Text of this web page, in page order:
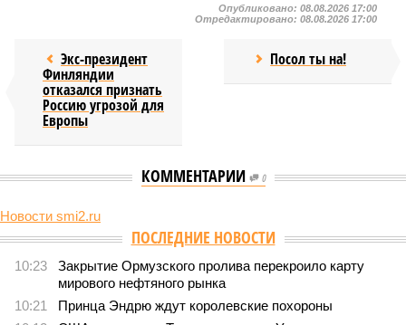
Опубликовано: 08.08.2026 17:00
Отредактировано: 08.08.2026 17:00
Экс-президент
Финляндии
отказался признать
Россию угрозой для
Европы
Посол ты на!
КОММЕНТАРИИ 0
Новости smi2.ru
В нескольких станциях от уже сданного
«Сказочного леса» пайщики ЖК «Станция Л» продолжают ждать от
компании Capital Group начала реальной достройки
«Станция ожидания» для дольщиков